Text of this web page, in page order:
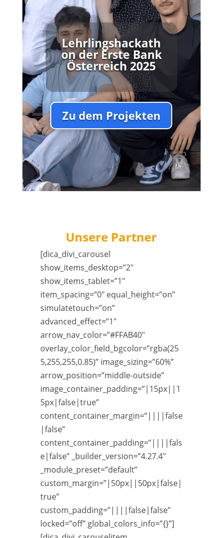
Lehrlingshackath
on der Erste Bank
Österreich 2025
Zu dem Projekten
Unsere Partner
[dica_divi_carousel
show_items_desktop=”2″
show_items_tablet=”1″
item_spacing=”0″ equal_height=”on”
simulatetouch=”on”
advanced_effect=”1″
arrow_nav_color=”#FFAB40″
overlay_color_field_bgcolor=”rgba(25
5,255,255,0.85)” image_sizing=”60%”
arrow_position=”middle-outside”
image_container_padding=”|15px||1
5px|false|true”
content_container_margin=”||||false
|false”
content_container_padding=”||||fals
e|false” _builder_version=”4.27.4″
_module_preset=”default”
custom_margin=”|50px||50px|false|
true”
custom_padding=”||||false|false”
locked=”off” global_colors_info=”{}”]